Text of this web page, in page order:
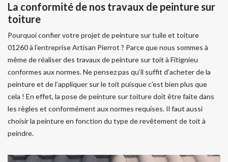
La conformité de nos travaux de peinture sur
toiture
Pourquoi confier votre projet de peinture sur tuile et toiture
01260 à l’entreprise Artisan Pierrot ? Parce que nous sommes à
même de réaliser des travaux de peinture sur toit à Fitignieu
conformes aux normes. Ne pensez pas qu’il suffit d’acheter de la
peinture et de l’appliquer sur le toit puisque c’est bien plus que
cela ! En effet, la pose de peinture sur toiture doit être faite dans
les règles et conformément aux normes requises. Il faut aussi
choisir la peinture en fonction du type de revêtement de toit à
peindre.